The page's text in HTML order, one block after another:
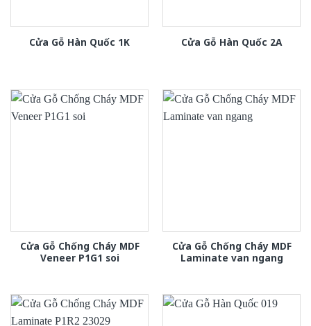
Cửa Gỗ Hàn Quốc 1K Cửa Gỗ Hàn Quốc 2A
Cửa Gỗ Chống Cháy MDF
Veneer P1G1 soi
Cửa Gỗ Chống Cháy MDF
Laminate van ngang